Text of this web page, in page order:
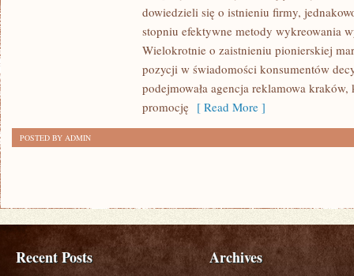
POWODZENIE
PROWADZENIU
OSOBISTEGO
NAJPORZĄDNIEJ
dowiedzieli się o istnieniu firmy,
stopniu efektywne metody wykreowania
Wielokrotnie o zaistnieniu pionierskiej
pozycji w świadomości konsumentów
podejmowała agencja reklamowa kraków,
promocję [ Read More ]
POSTED BY ADMIN
Recent Posts Archives